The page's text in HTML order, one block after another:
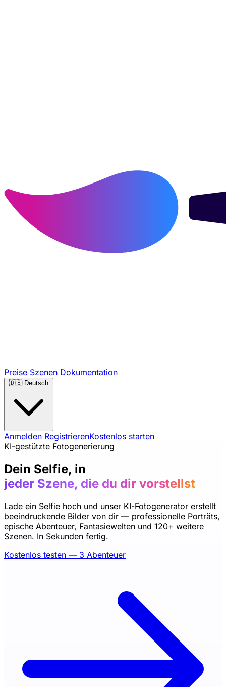
Preise Szenen Dokumentation
🇩🇪 Deutsch
Anmelden RegistrierenKostenlos starten
KI-gestützte Fotogenerierung
Dein Selfie, in
jeder Szene, die du dir vorstellst
Lade ein Selfie hoch und unser KI-Fotogenerator erstellt
beeindruckende Bilder von dir — professionelle Porträts,
epische Abenteuer, Fantasiewelten und 120+ weitere
Szenen. In Sekunden fertig.
Kostenlos testen — 3 Abenteuer